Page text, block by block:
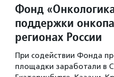
Фонд
поддержки
регионах России
При содействии Фонда
площадки заработали в